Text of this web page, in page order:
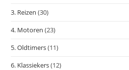
3. Reizen (30)
4. Motoren (23)
5. Oldtimers(11)
6. Klassiekers(12)